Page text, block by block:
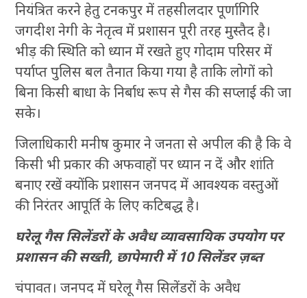
नियंत्रित करने हेतु टनकपुर में तहसीलदार पूर्णागिरि
जगदीश नेगी के नेतृत्व में प्रशासन पूरी तरह मुस्तैद है।
भीड़ की स्थिति को ध्यान में रखते हुए गोदाम परिसर में
पर्याप्त पुलिस बल तैनात किया गया है ताकि लोगों को
बिना किसी बाधा के निर्बाध रूप से गैस की सप्लाई की जा
सके।
जिलाधिकारी मनीष कुमार ने जनता से अपील की है कि वे
किसी भी प्रकार की अफवाहों पर ध्यान न दें और शांति
बनाए रखें क्योंकि प्रशासन जनपद में आवश्यक वस्तुओं
की निरंतर आपूर्ति के लिए कटिबद्ध है।
घरेलू गैस सिलेंडरों के अवैध व्यावसायिक उपयोग पर
प्रशासन की सख्ती, छापेमारी में 10 सिलेंडर ज़ब्त
चंपावत। जनपद में घरेलू गैस सिलेंडरों के अवैध